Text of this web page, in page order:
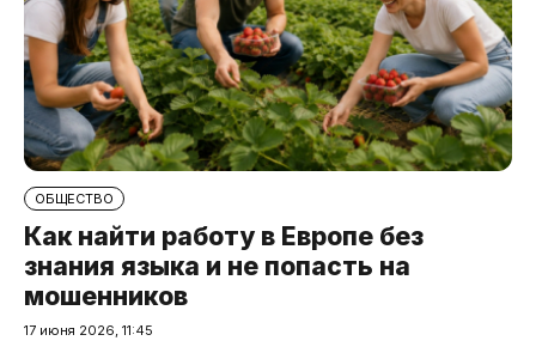
ОБЩЕСТВО
Как найти работу в Европе без
знания языка и не попасть на
мошенников
17 июня 2026, 11:45